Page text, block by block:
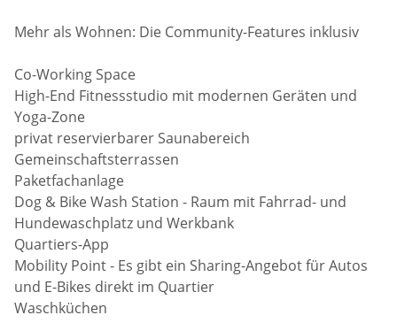
Mehr als Wohnen: Die Community-Features inklusiv
Co-Working Space
High-End Fitnessstudio mit modernen Geräten und
Yoga-Zone
privat reservierbarer Saunabereich
Gemeinschaftsterrassen
Paketfachanlage
Dog & Bike Wash Station - Raum mit Fahrrad- und
Hundewaschplatz und Werkbank
Quartiers-App
Mobility Point - Es gibt ein Sharing-Angebot für Autos
und E-Bikes direkt im Quartier
Waschküchen